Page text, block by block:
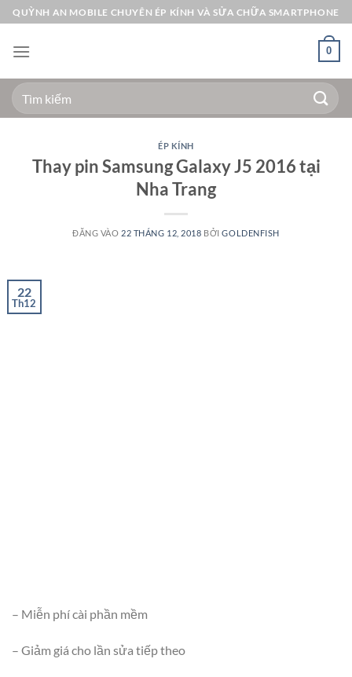
Bỏ
qua
nội
QUỲNH AN MOBILE CHUYÊN ÉP KÍNH VÀ SỬA CHỮA SMARTPHONE
0
Tìm
kiếm:
ÉP KÍNH
Thay pin Samsung Galaxy J5 2016 tại
Nha Trang
ĐĂNG VÀO 22 THÁNG 12, 2018 BỞIGOLDENFISH
22
Th12
– Miễn phí cài phần mềm
– Giảm giá cho lần sửa tiếp theo